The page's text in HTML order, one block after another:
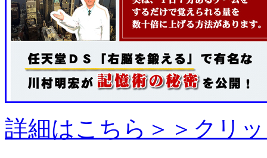
詳細はこちら＞＞クリ